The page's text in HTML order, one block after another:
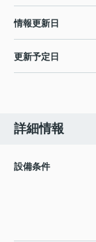
情報更新日
更新予定日
詳細情報
設備条件